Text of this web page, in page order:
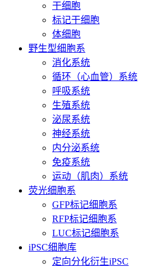
干细胞
标记干细胞
体细胞
野生型细胞系
消化系统
循环（心血管）系统
呼吸系统
生殖系统
泌尿系统
神经系统
内分泌系统
免疫系统
运动（肌肉）系统
荧光细胞系
GFP标记细胞系
RFP标记细胞系
LUC标记细胞系
iPSC细胞库
定向分化衍生iPSC